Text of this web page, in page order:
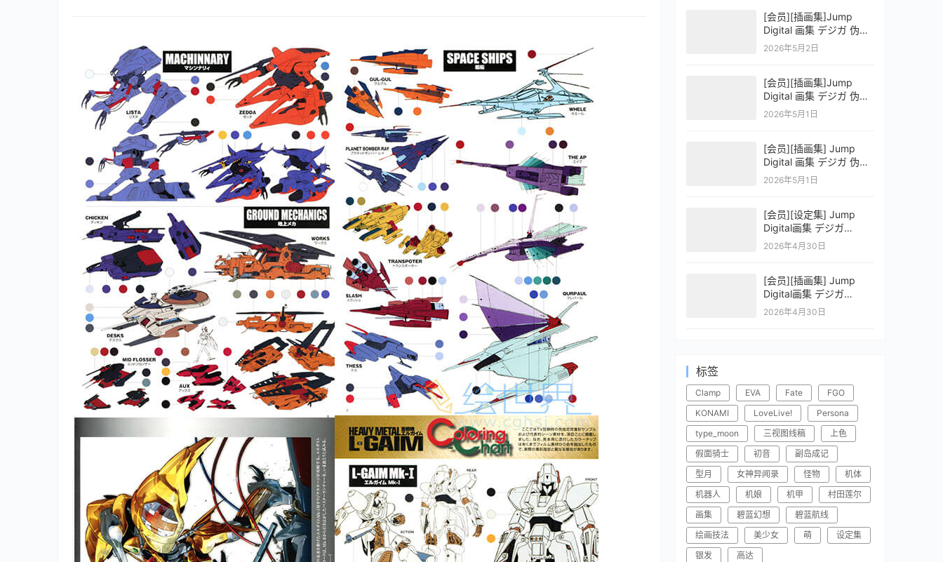
[会员][插画集]Jump
Digital 画集 デジガ 伪恋
ニセコイ 3
2026年5月2日
[会员][插画集]Jump
Digital 画集 デジガ 伪恋
ニセコイ 2
2026年5月1日
[会员][插画集] Jump
Digital 画集 デジガ 伪恋
ニセコイ 1
2026年5月1日
[会员][设定集] Jump
Digital画集 デジガ
CLAYMORE 2
2026年4月30日
[会员][插画集] Jump
Digital画集 デジガ
CLAYMORE 1
2026年4月30日
标签
Clamp EVA Fate
FGO
KONAMI
LoveLive!
Persona
type_moon
三视图线稿
上色
假面骑士
初音
副岛成记
型月
女神异闻录 怪物
机体
机器人
机娘 机甲
村田莲尔
画集
碧蓝幻想
碧蓝航线
绘画技法
美少女 萌
设定集
银发
高达